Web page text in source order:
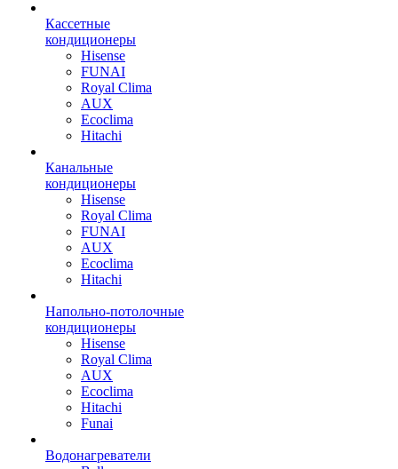
Кассетные
кондиционеры
Hisense
FUNAI
Royal Clima
AUX
Ecoclima
Hitachi
Канальные
кондиционеры
Hisense
Royal Clima
FUNAI
AUX
Ecoclima
Hitachi
Напольно-потолочные
кондиционеры
Hisense
Royal Clima
AUX
Ecoclima
Hitachi
Funai
Водонагреватели